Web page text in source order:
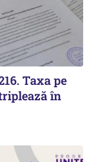
Taxa pe
în